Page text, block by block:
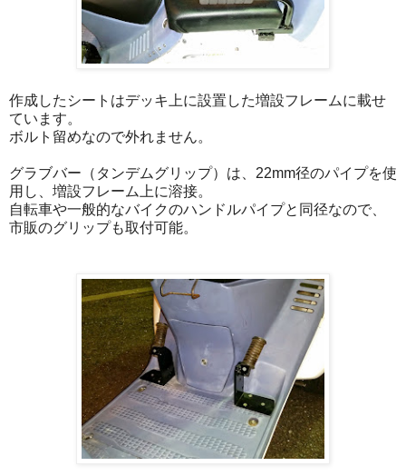
作成したシートはデッキ上に設置した増設フレームに載せ
ています。
ボルト留めなので外れません。
グラブバー（タンデムグリップ）は、22mm径のパイプを使
用し、増設フレーム上に溶接。
自転車や一般的なバイクのハンドルパイプと同径なので、
市販のグリップも取付可能。